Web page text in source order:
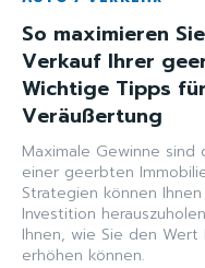
So maximieren
Verkauf Ihrer
Wichtige Tipps
Veräußertung
Maximale Gewinne
einer geerbten
Strategien können
Investition
Ihnen, wie Sie den
erhöhen können.